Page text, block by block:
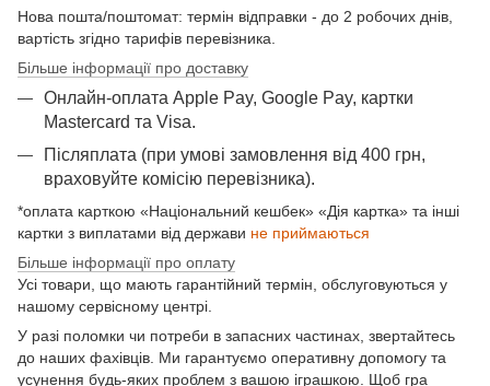
Нова пошта/поштомат: термін відправки - до 2 робочих днів,
вартість згідно тарифів перевізника.
Більше інформації про доставку
Онлайн-оплата Apple Pay, Google Pay, картки
Mastercard та Visа.
Післяплата (при умові замовлення від 400 грн,
враховуйте комісію перевізника).
*оплата карткою «Національний кешбек» «Дія картка» та інші
картки з виплатами від держави не приймаються
Більше інформації про оплату
Усі товари, що мають гарантійний термін, обслуговуються у
нашому сервісному центрі.
У разі поломки чи потреби в запасних частинах, звертайтесь
до наших фахівців. Ми гарантуємо оперативну допомогу та
усунення будь-яких проблем з вашою іграшкою. Щоб гра